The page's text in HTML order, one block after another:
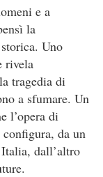
e a
la
Uno
rivela
tragedia di
a sfumare. Un
l’opera di
da un
dall’altro